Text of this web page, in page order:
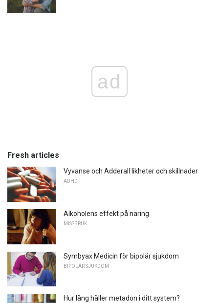
ad
Fresh articles
Vyvanse och Adderall likheter och skillnader
ADHD
Alkoholens effekt på näring
MISSBRUK
Symbyax Medicin för bipolär sjukdom
BIPOLÄR SJUKDOM
Hur lång håller metadon i ditt system?